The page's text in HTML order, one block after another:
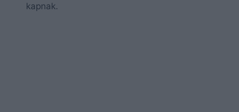
kapnak.